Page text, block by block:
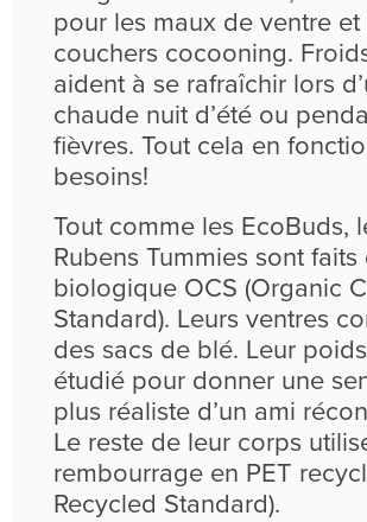
pour les maux de ventre et
couchers cocooning.
aident à se rafraîchir lors
chaude nuit d’été ou
fièvres. Tout cela en
besoins!
Tout comme les EcoBuds,
Rubens Tummies sont
biologique OCS (Organic
Standard). Leurs ventres
des sacs de blé. Leur
étudié pour donner une
plus réaliste d’un ami
Le reste de leur corps
rembourrage en PET
Recycled Standard).